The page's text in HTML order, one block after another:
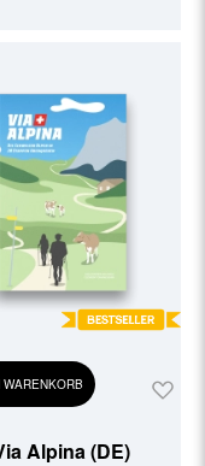
WARENKORB
Alpina (DE)